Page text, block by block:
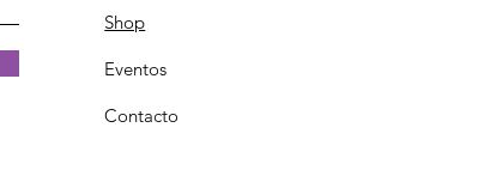
Shop
Eventos
Contacto